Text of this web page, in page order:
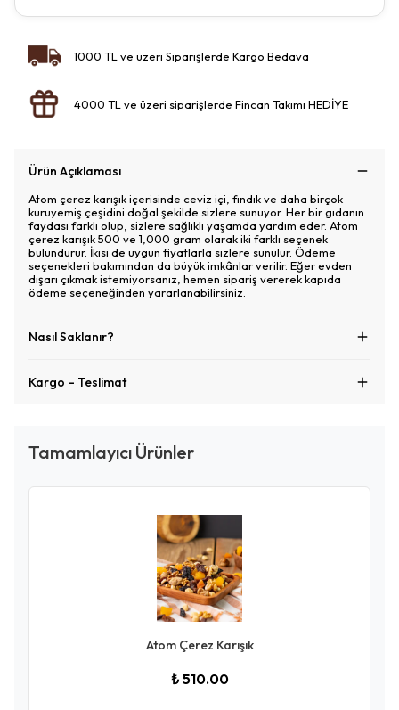
1000 TL ve üzeri Siparişlerde Kargo Bedava
4000 TL ve üzeri siparişlerde Fincan Takımı HEDİYE
Ürün Açıklaması
Atom çerez karışık içerisinde ceviz içi, fındık ve daha birçok
kuruyemiş çeşidini doğal şekilde sizlere sunuyor. Her bir gıdanın
faydası farklı olup, sizlere sağlıklı yaşamda yardım eder. Atom
çerez karışık 500 ve 1,000 gram olarak iki farklı seçenek
bulundurur. İkisi de uygun fiyatlarla sizlere sunulur. Ödeme
seçenekleri bakımından da büyük imkânlar verilir. Eğer evden
dışarı çıkmak istemiyorsanız, hemen sipariş vererek kapıda
ödeme seçeneğinden yararlanabilirsiniz.
Nasıl Saklanır?
Kargo – Teslimat
Tamamlayıcı Ürünler
Atom Çerez Karışık
₺ 510.00